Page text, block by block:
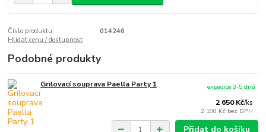
Číslo produktu:
014246
Hlídat cenu / dostupnost
Podobné produkty
Grilovací souprava Paella Party 1
2 650 Kč/ks
2 190 Kč bez DPH
expedice 3-5 dnů
Přidat do košíku